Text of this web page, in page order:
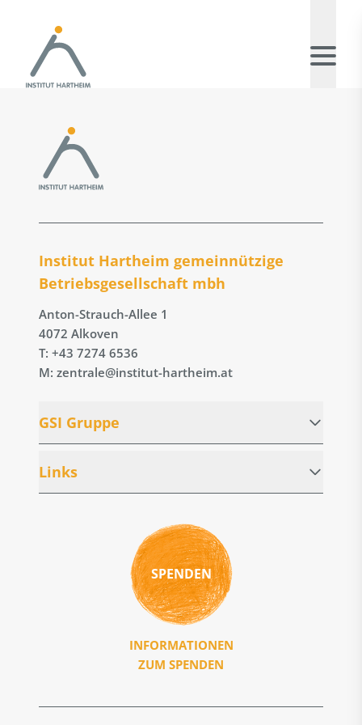
Institut Hartheim gemeinnützige
Betriebs­gesellschaft mbh
Anton-Strauch-Allee 1
4072 Alkoven
T: +43 7274 6536
M: zentrale@institut-hartheim.at
GSI Gruppe
Links
SPENDEN
INFORMATIONEN
ZUM SPENDEN